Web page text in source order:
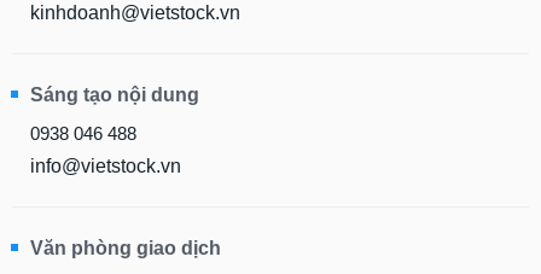
kinhdoanh@vietstock.vn
Sáng tạo nội dung
0938 046 488
info@vietstock.vn
Văn phòng giao dịch